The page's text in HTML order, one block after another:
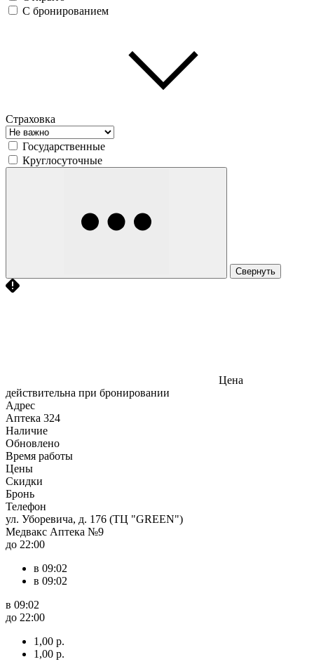
С бронированием
Страховка
Государственные
Круглосуточные
Свернуть
Цена
действительна при бронировании
Адрес
Аптека 324
Наличие
Обновлено
Время работы
Цены
Скидки
Бронь
Телефон
ул. Уборевича, д. 176 (ТЦ "GREEN")
Медвакс Аптека №9
до 22:00
в 09:02
в 09:02
в 09:02
до 22:00
1,00 р.
1,00 р.